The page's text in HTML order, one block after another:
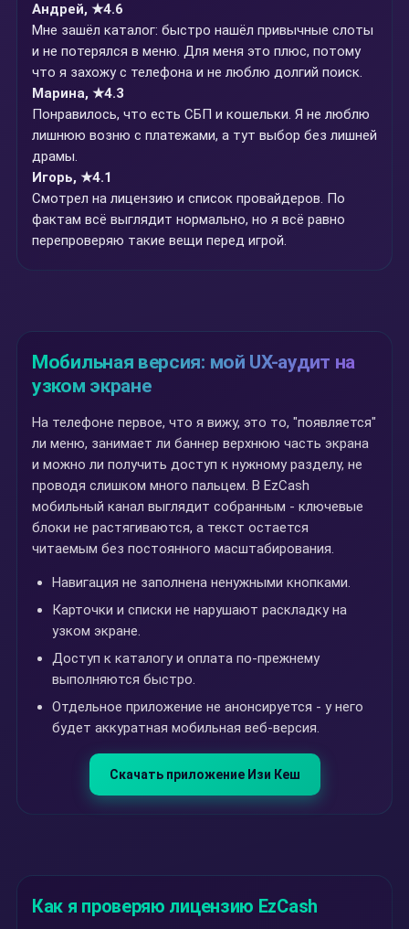
Андрей, ★4.6
Мне зашёл каталог: быстро нашёл привычные слоты
и не потерялся в меню. Для меня это плюс, потому
что я захожу с телефона и не люблю долгий поиск.
Марина, ★4.3
Понравилось, что есть СБП и кошельки. Я не люблю
лишнюю возню с платежами, а тут выбор без лишней
драмы.
Игорь, ★4.1
Смотрел на лицензию и список провайдеров. По
фактам всё выглядит нормально, но я всё равно
перепроверяю такие вещи перед игрой.
Мобильная версия: мой UX-аудит на
узком экране
На телефоне первое, что я вижу, это то, "появляется"
ли меню, занимает ли баннер верхнюю часть экрана
и можно ли получить доступ к нужному разделу, не
проводя слишком много пальцем. В EzCash
мобильный канал выглядит собранным - ключевые
блоки не растягиваются, а текст остается
читаемым без постоянного масштабирования.
Навигация не заполнена ненужными кнопками.
Карточки и списки не нарушают раскладку на
узком экране.
Доступ к каталогу и оплата по-прежнему
выполняются быстро.
Отдельное приложение не анонсируется - у него
будет аккуратная мобильная веб-версия.
Скачать приложение Изи Кеш
Как я проверяю лицензию EzCash